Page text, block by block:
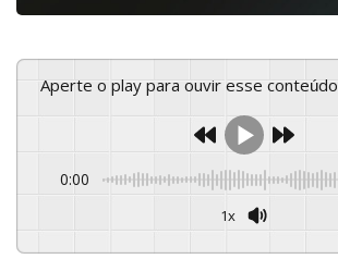
Aperte o play para ouvir esse conteúdo
0:00
1x